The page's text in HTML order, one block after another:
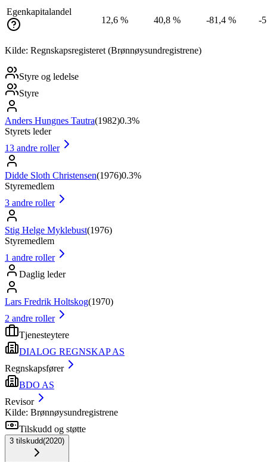
Egenkapitalandel
12,6 %
40,8 % -81,4 % -
Kilde: Regnskapsregisteret (Brønnøysundregistrene)
Styre og ledelse
Styre
Anders Hungnes Tautra(1982)0.3%
Styrets leder
13 andre roller
Didde Sloth Christensen(1976)0.3%
Styremedlem
3 andre roller
Stig Helge Myklebust(1976)
Styremedlem
1 andre roller
Daglig leder
Lars Fredrik Holtskog(1970)
2 andre roller
Tjenesteytere
DIALOG REGNSKAP AS
Regnskapsfører
BDO AS
Revisor
Kilde: Brønnøysundregistrene
Tilskudd og støtte
3 tilskudd(2020)